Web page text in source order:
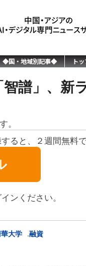
◆国・地域別記事◆ トッ
譜」、新
。
ると、２週間無料
ンください。
大学 融資